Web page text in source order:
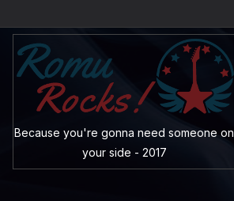
Because you're gonna need someone on
your side - 2017